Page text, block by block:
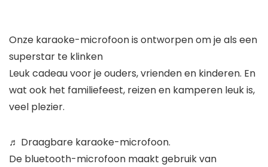
Onze karaoke-microfoon is ontworpen om je als een
superstar te klinken
Leuk cadeau voor je ouders, vrienden en kinderen. En
wat ook het familiefeest, reizen en kamperen leuk is,
veel plezier.
♬ Draagbare karaoke-microfoon.
De bluetooth-microfoon maakt gebruik van